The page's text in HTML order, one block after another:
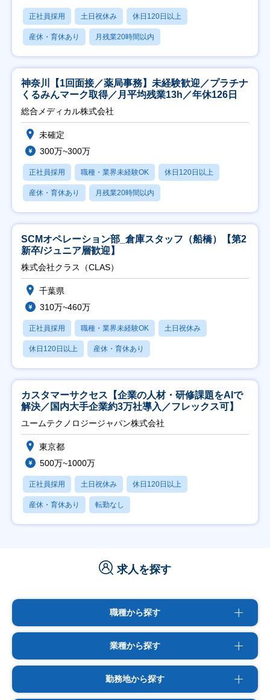
正社員採用 土日祝休み 休日120日以上
産休・育休あり 月残業20時間以内
神奈川【1回面接／薬局事務】未経験歓迎／プラチナ
くるみんマーク取得／月平均残業13h／年休126日
総合メディカル株式会社
未確定
300万~300万
正社員採用 職種・業界未経験OK 休日120日以上
産休・育休あり 月残業20時間以内
SCMオペレーション部_倉庫スタッフ（船橋）【第2
新卒/ジュニア層歓迎】
株式会社クラス（CLAS）
千葉県
310万~460万
正社員採用 職種・業界未経験OK 土日祝休み
休日120日以上 産休・育休あり
カスタマーサクセス【企業の人材・研修課題をAIで
解決／国内大手企業約3万社導入／フレックス可】
ユームテクノロジージャパン株式会社
東京都
500万~1000万
正社員採用 土日祝休み 休日120日以上
産休・育休あり 転勤なし
求人を探す
職種から探す
業種から探す
勤務地から探す